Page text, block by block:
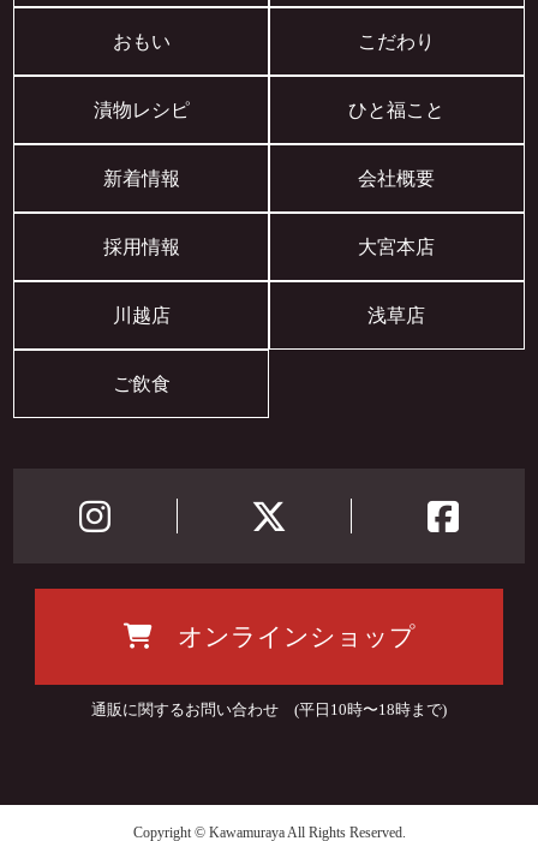
おもい こだわり
漬物レシピ ひと福こと
新着情報 会社概要
採用情報 大宮本店
川越店 浅草店
ご飲食
オンラインショップ
通販に関するお問い合わせ (平日10時〜18時まで)
Copyright © Kawamuraya All Rights Reserved.